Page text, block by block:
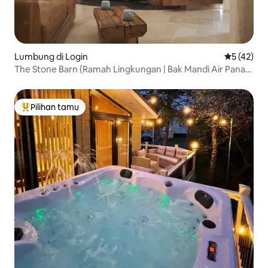
Lumbung di Login Nilai rata-
5 (42)
The Stone Barn (Ramah Lingkungan | Bak Mandi Air Panas
Pilihan tamu terpopuler
Pilihan tamu